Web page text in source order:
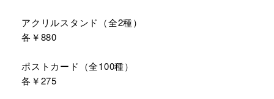
アクリルスタンド（全2種）
各￥880
ポストカード（全100種）
各￥275